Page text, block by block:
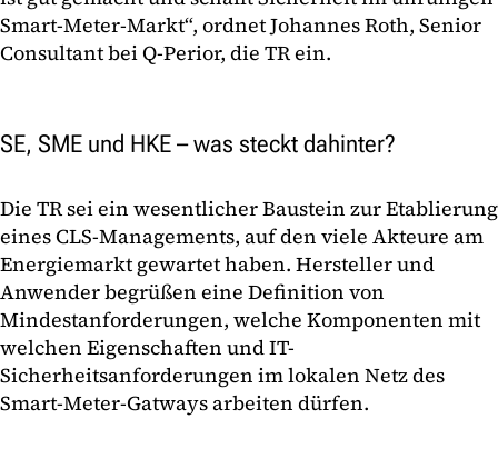
Smart-Meter-Markt“, ordnet Johannes Roth, Senior
Consultant bei Q-Perior, die TR ein.
SE, SME und HKE – was steckt dahinter?
Die TR sei ein wesentlicher Baustein zur Etablierung
eines CLS-Managements, auf den viele Akteure am
Energiemarkt gewartet haben. Hersteller und
Anwender begrüßen eine Definition von
Mindestanforderungen, welche Komponenten mit
welchen Eigenschaften und IT-
Sicherheitsanforderungen im lokalen Netz des
Smart-Meter-Gatways arbeiten dürfen.